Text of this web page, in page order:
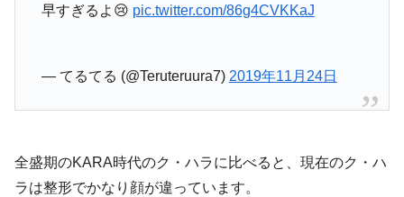
早すぎるよ😢 pic.twitter.com/86g4CVKKaJ
— てるてる (@Teruteruura7) 2019年11月24日
全盛期のKARA時代のク・ハラに比べると、現在のク・ハ
ラは整形でかなり顔が違っています。